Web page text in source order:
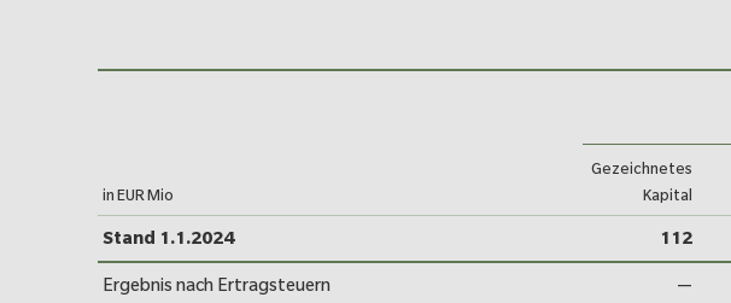
Entwicklung des Konzerneigenkapitals 2024
in EUR Mio
Ge­zeichnetes
Kapital
Stand 1.1.2024 112
Ergebnis nach Ertragsteuern —